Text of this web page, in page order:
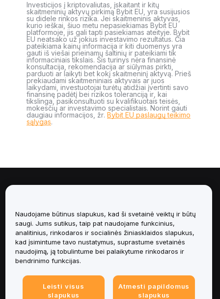
Investicijos į kriptovaliutas, įskaitant ir kitų
skaitmeninių aktyvų pirkimą Bybit EU, yra susijusios
su didele rinkos rizika. Jei skaitmeninis aktyvas,
kurio ieškai, šiuo metu nepasiekiamas Bybit EU
platformoje, jis gali tapti pasiekiamas ateityje. Bybit
EU neatsako už jokius investavimo rezultatus. Čia
pateikiama kainų informacija ir kiti duomenys yra
gauti iš viešai prieinamų šaltinių ir pateikiami tik
informaciniais tikslais. Šis turinys nėra finansinė
konsultacija, rekomendacija ar siūlymas pirkti,
parduoti ar laikyti bet kokį skaitmeninį aktyvą. Prieš
prekiaudami skaitmeniniais aktyvais ar juos
laikydami, investuotojai turėtų atidžiai įvertinti savo
finansinę padėtį bei rizikos toleranciją ir, kai
tikslinga, pasikonsultuoti su kvalifikuotais teisės,
mokesčių ar investavimo specialistais. Norint gauti
daugiau informacijos, žr. Bybit EU paslaugų teikimo
sąlygas.
Paslaugos
Pagalba
Produktai
Teisinė informacija
Naudojame būtinus slapukus, kad ši svetainė veiktų ir būtų
saugi. Jums sutikus, taip pat naudojame funkcinius,
analitinius, rinkodaros ir socialinės žiniasklaidos slapukus,
kad įsimintume tavo nustatymus, suprastume svetainės
naudojimą, ją tobulintume bei palaikytume rinkodaros ir
bendrinimo funkcijas.
Leisti visus
slapukus
Atmesti papildomus
slapukus